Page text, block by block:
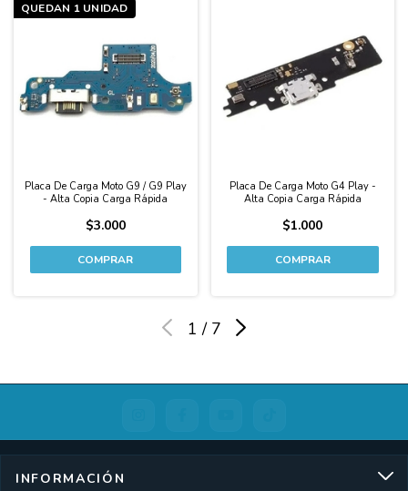
QUEDAN 1 UNIDAD
Placa De Carga Moto G9 / G9 Play
- Alta Copia Carga Rápida
$3.000
Placa De Carga Moto G4 Play -
Alta Copia Carga Rápida
$1.000
1 / 7
INFORMACIÓN